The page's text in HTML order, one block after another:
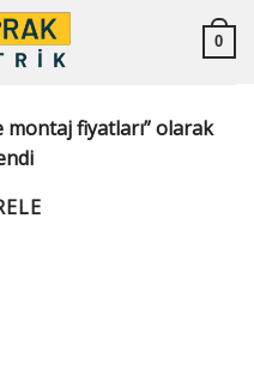
0
montaj fiyatları” olarak